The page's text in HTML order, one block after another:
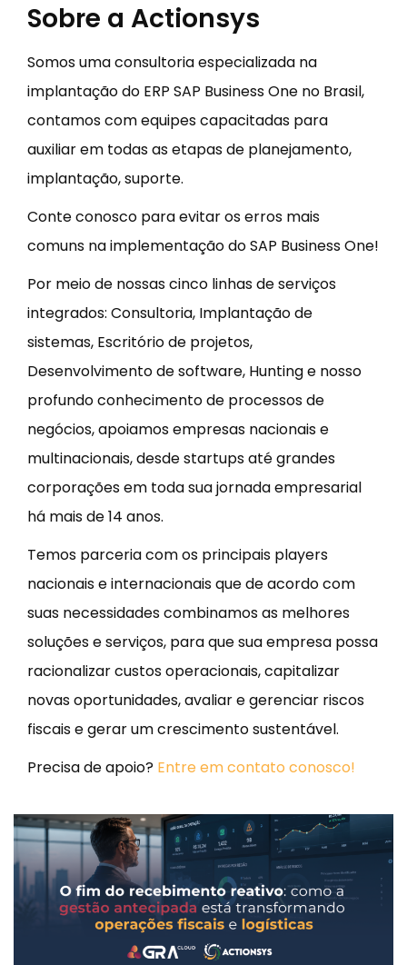
Sobre a Actionsys
Somos uma consultoria especializada na
implantação do ERP SAP Business One no Brasil,
contamos com equipes capacitadas para
auxiliar em todas as etapas de planejamento,
implantação, suporte.
Conte conosco para evitar os erros mais
comuns na implementação do SAP Business One!
Por meio de nossas cinco linhas de serviços
integrados: Consultoria, Implantação de
sistemas, Escritório de projetos,
Desenvolvimento de software, Hunting e nosso
profundo conhecimento de processos de
negócios, apoiamos empresas nacionais e
multinacionais, desde startups até grandes
corporações em toda sua jornada empresarial
há mais de 14 anos.
Temos parceria com os principais players
nacionais e internacionais que de acordo com
suas necessidades combinamos as melhores
soluções e serviços, para que sua empresa possa
racionalizar custos operacionais, capitalizar
novas oportunidades, avaliar e gerenciar riscos
fiscais e gerar um crescimento sustentável.
Precisa de apoio? Entre em contato conosco!